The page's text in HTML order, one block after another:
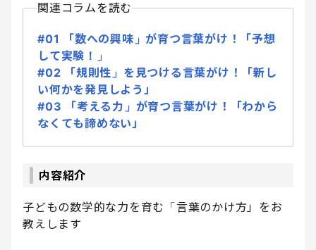
関連コラムを読む
#01 「数への興味」が育つ言葉がけ！「予想
して実験！」
#02 「規則性」を見つける言葉がけ！「新し
い何かを発見しよう」
#03 「考える力」が育つ言葉がけ！「わから
なくても諦めない」
内容紹介
子どもの数学的な力を育む「言葉のかけ方」をお
教えします